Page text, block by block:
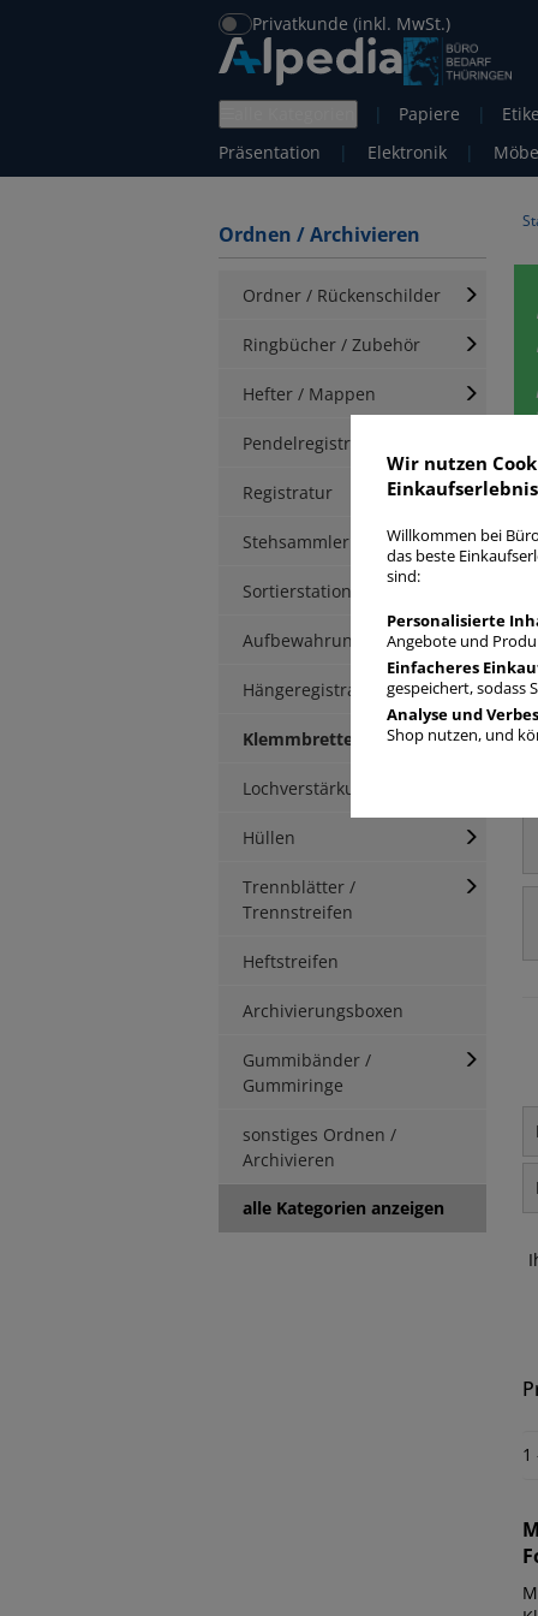
Privatkunde (inkl. MwSt.)
| Papiere |
Präsentation
| Elektronik |
Ordnen / Archivieren
Ordner / Rückenschilder
Ringbücher / Zubehör
Hefter / Mappen
Pendelregistratur
Registratur
Stehsammler
Sortierstationen / Ablagen
Aufbewahrungsbox
Hängeregistratur
Klemmbretter / -mappen
Lochverstärkung
Hüllen
Trennblätter /
Trennstreifen
Heftstreifen
Archivierungsboxen
Gummibänder /
Gummiringe
sonstiges Ordnen /
Archivieren
alle Kategorien anzeigen
1
Wir nutzen
Willkommen bei
das beste
sind:
Personalisierte
Angebote und
Einfacheres
gespeichert, sodass
Analyse und
Shop nutzen, und